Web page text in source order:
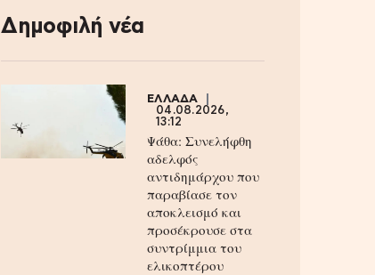
Δημοφιλή νέα
ΕΛΛΑΔΑ
04.08.2026,
13:12
Ψάθα: Συνελήφθη
αδελφός
αντιδημάρχου που
παραβίασε τον
αποκλεισμό και
προσέκρουσε στα
συντρίμμια του
ελικοπτέρου